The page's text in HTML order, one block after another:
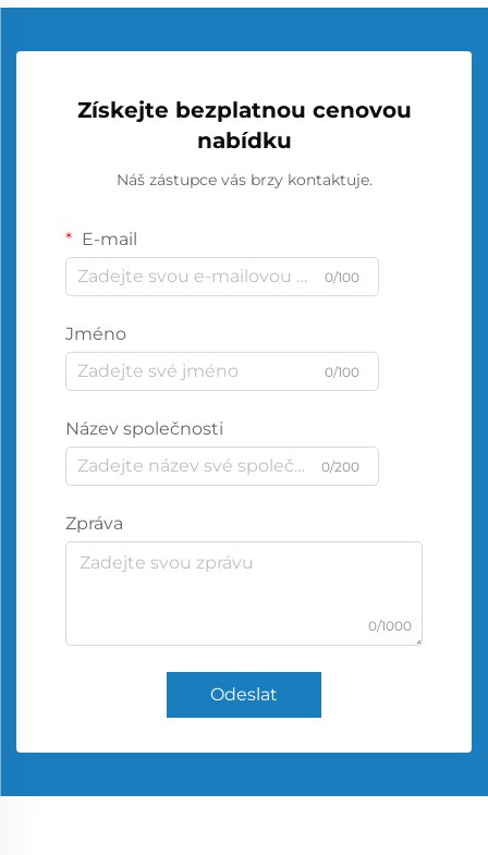
Získejte bezplatnou cenovou
nabídku
Náš zástupce vás brzy kontaktuje.
E-mail
0/100
Jméno
0/100
Název společnosti
0/200
Zpráva
0/1000
Odeslat